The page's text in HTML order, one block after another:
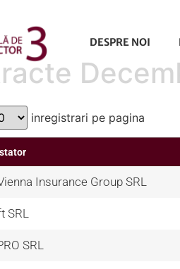
DESPRE NOI
inregistrari pe pagina
Insurance Group SRL
SRL
SRL